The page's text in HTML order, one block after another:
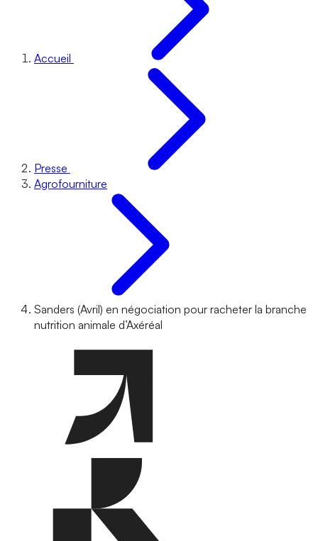
Accueil
Presse
Agrofourniture
Sanders (Avril) en négociation pour racheter la branche
nutrition animale d’Axéréal